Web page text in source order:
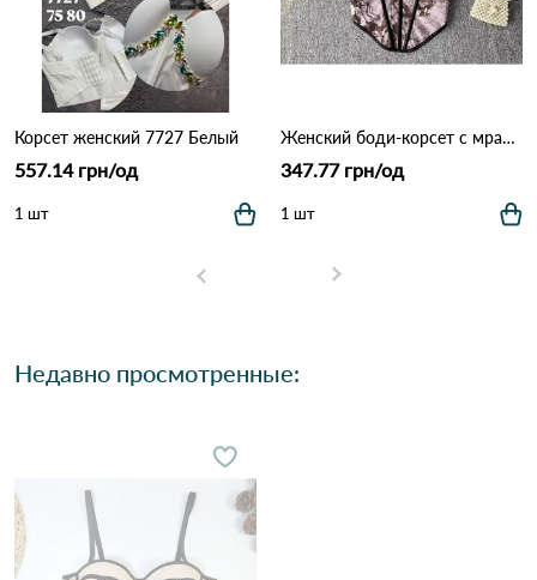
Корсет женский 7727 Белый
557.14 грн/од
1 шт
Женский боди-корсет с мраморным принтом 9925 Серо-фиолетовый
347.77 грн/од
1 шт
Недавно просмотренные: